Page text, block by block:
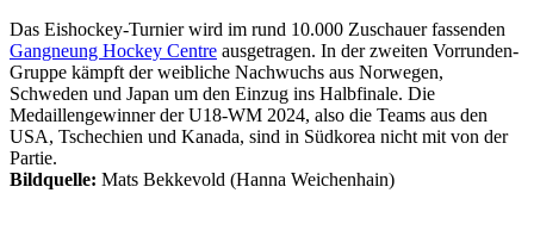
Das Eishockey-Turnier wird im rund 10.000 Zuschauer fassenden
Gangneung Hockey Centre ausgetragen. In der zweiten Vorrunden-
Gruppe kämpft der weibliche Nachwuchs aus Norwegen,
Schweden und Japan um den Einzug ins Halbfinale. Die
Medaillengewinner der U18-WM 2024, also die Teams aus den
USA, Tschechien und Kanada, sind in Südkorea nicht mit von der
Partie.
Bildquelle: Mats Bekkevold (Hanna Weichenhain)